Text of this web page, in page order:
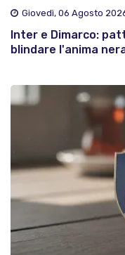
Giovedì, 06 Agosto
Inter e Dimarco:
blindare l'anima